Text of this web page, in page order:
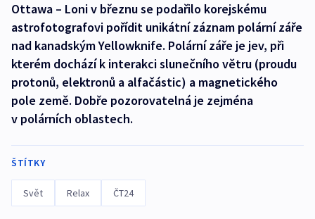
Ottawa – Loni v březnu se podařilo korejskému
astrofotografovi pořídit unikátní záznam polární záře
nad kanadským Yellowknife. Polární záře je jev, při
kterém dochází k interakci slunečního větru (proudu
protonů, elektronů a alfačástic) a magnetického
pole země. Dobře pozorovatelná je zejména
v polárních oblastech.
ŠTÍTKY
Svět Relax ČT24